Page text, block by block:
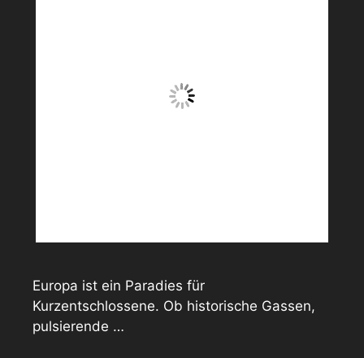
Europa ist ein Paradies für
Kurzentschlossene. Ob historische Gassen,
pulsierende …